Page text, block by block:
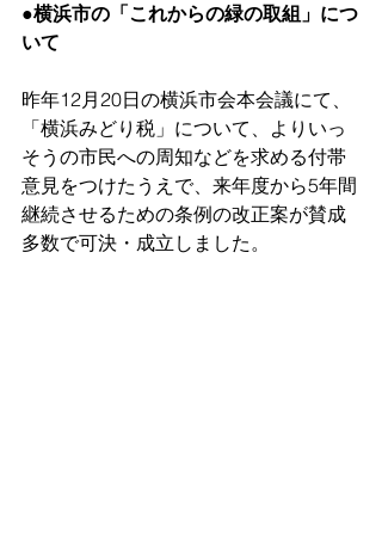
●横浜市の「これからの緑の取組」につ
いて
昨年12月20日の横浜市会本会議にて、
「横浜みどり税」について、よりいっ
そうの市民への周知などを求める付帯
意見をつけたうえで、来年度から5年間
継続させるための条例の改正案が賛成
多数で可決・成立しました。